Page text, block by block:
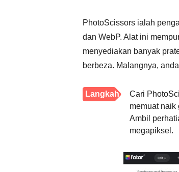
PhotoScissors ialah
dan WebP. Alat ini
menyediakan banyak
berbeza. Malangnya,
Langkah
Cari
memuat naik
Ambil
megapiksel.